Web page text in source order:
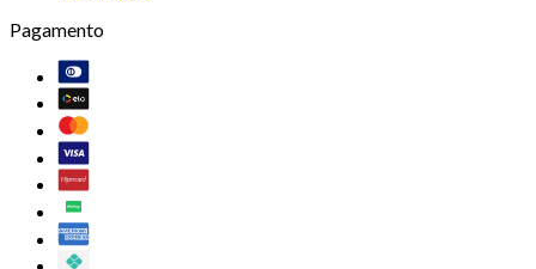
Pagamento